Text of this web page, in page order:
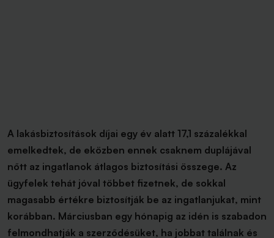
A lakásbiztosítások díjai egy év alatt 17,1 százalékkal
emelkedtek, de eközben ennek csaknem duplájával
nőtt az ingatlanok átlagos biztosítási összege. Az
ügyfelek tehát jóval többet fizetnek, de sokkal
magasabb értékre biztosítják be az ingatlanjukat, mint
korábban. Márciusban egy hónapig az idén is szabadon
felmondhatják a szerződésüket, ha jobbat találnak és